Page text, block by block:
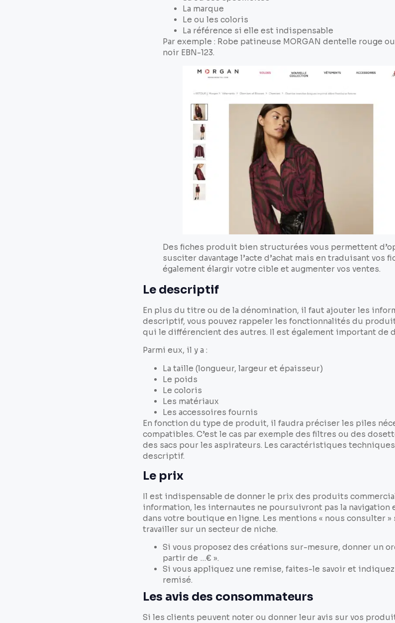
La marque
Le ou les coloris
La référence si elle est indispensable
Par exemple : Robe patineuse MORGAN dentelle rouge
noir EBN-123.
Des fiches produit bien structurées vous permettent
susciter davantage l’acte d’achat mais en traduisant vos
également élargir votre cible et augmenter vos ventes.
Le descriptif
En plus du titre ou de la dénomination, il faut ajouter les
descriptif, vous pouvez rappeler les fonctionnalités du
qui le différencient des autres. Il est également important de
Parmi eux, il y a :
La taille (longueur, largeur et épaisseur)
Le poids
Le coloris
Les matériaux
Les accessoires fournis
En fonction du type de produit, il faudra préciser les piles
compatibles. C’est le cas par exemple des filtres ou des
des sacs pour les aspirateurs. Les caractéristiques
descriptif.
Le prix
Il est indispensable de donner le prix des produits
information, les internautes ne poursuivront pas la navigation
dans votre boutique en ligne. Les mentions « nous consulter »
travailler sur un secteur de niche.
Si vous proposez des créations sur-mesure, donner un
partir de …€ ».
Si vous appliquez une remise, faites-le savoir et
remisé.
Les avis des consommateurs
Si les clients peuvent noter ou donner leur avis sur vos